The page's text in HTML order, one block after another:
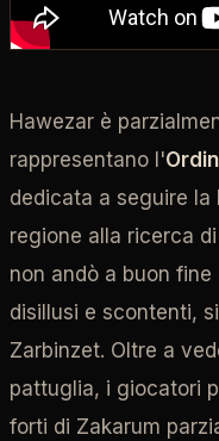
Hawezar è
rappresentano l'
dedicata a seguire
regione alla ricerca
non andò a buon
disillusi e scontenti,
Zarbinzet. Oltre a
pattuglia, i giocatori
forti di Zakarum